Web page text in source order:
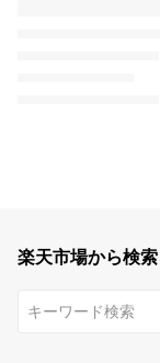
楽天市場から検索